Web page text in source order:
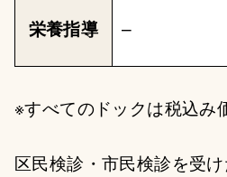
栄養指導 –
※すべてのドックは税込み
区民検診・市民検診を受